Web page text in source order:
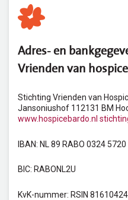
Adres- en
Vrienden van
Stichting Vrienden van
Jansoniushof 112131 BM
www.hospicebardo.nl
IBAN: NL 89 RABO 0324 5720
BIC: RABONL2U
KvK-nummer: RSIN